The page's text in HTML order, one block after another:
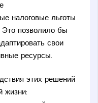
налоговые льготы
Это позволило бы
свои
ресурсы.
этих решений
жизни: